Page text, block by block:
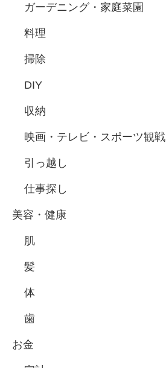
ガーデニング・家庭菜園
料理
掃除
DIY
収納
映画・テレビ・スポーツ観戦
引っ越し
仕事探し
美容・健康
肌
髪
体
歯
お金